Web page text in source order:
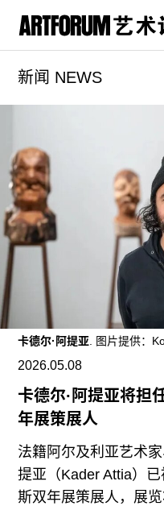
artguide
新闻
杂志
专栏
视频
ENGLISH
ART & EDUCATION
广告
订阅
往期内容
联系我们
关注我们
新闻 NEWS
卡德尔·阿提亚 . 图片提供：
2026.05.08
卡德尔·阿提亚将担
年展策展人
法籍阿尔及利亚艺术
提亚（Kader Attia）
斯双年展策展人，展